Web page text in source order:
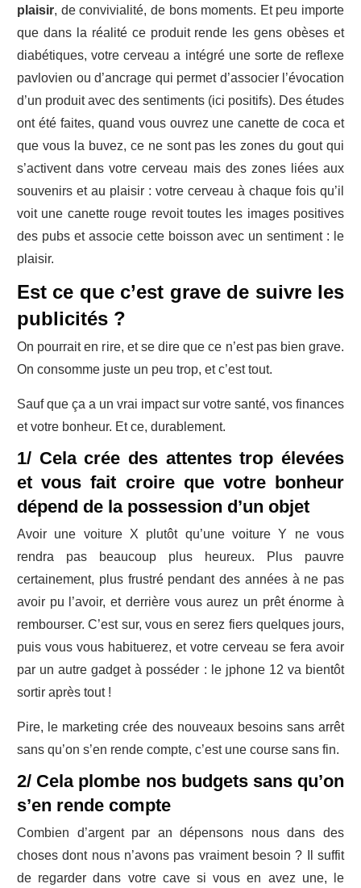
plaisir, de convivialité, de bons moments. Et peu importe
que dans la réalité ce produit rende les gens obèses et
diabétiques, votre cerveau a intégré une sorte de reflexe
pavlovien ou d’ancrage qui permet d’associer l’évocation
d’un produit avec des sentiments (ici positifs). Des études
ont été faites, quand vous ouvrez une canette de coca et
que vous la buvez, ce ne sont pas les zones du gout qui
s’activent dans votre cerveau mais des zones liées aux
souvenirs et au plaisir : votre cerveau à chaque fois qu’il
voit une canette rouge revoit toutes les images positives
des pubs et associe cette boisson avec un sentiment : le
plaisir.
Est ce que c’est grave de suivre les
publicités ?
On pourrait en rire, et se dire que ce n’est pas bien grave.
On consomme juste un peu trop, et c’est tout.
Sauf que ça a un vrai impact sur votre santé, vos finances
et votre bonheur. Et ce, durablement.
1/ Cela crée des attentes trop élevées
et vous fait croire que votre bonheur
dépend de la possession d’un objet
Avoir une voiture X plutôt qu’une voiture Y ne vous
rendra pas beaucoup plus heureux. Plus pauvre
certainement, plus frustré pendant des années à ne pas
avoir pu l’avoir, et derrière vous aurez un prêt énorme à
rembourser. C’est sur, vous en serez fiers quelques jours,
puis vous vous habituerez, et votre cerveau se fera avoir
par un autre gadget à posséder : le jphone 12 va bientôt
sortir après tout !
Pire, le marketing crée des nouveaux besoins sans arrêt
sans qu’on s’en rende compte, c’est une course sans fin.
2/ Cela plombe nos budgets sans qu’on
s’en rende compte
Combien d’argent par an dépensons nous dans des
choses dont nous n’avons pas vraiment besoin ? Il suffit
de regarder dans votre cave si vous en avez une, le